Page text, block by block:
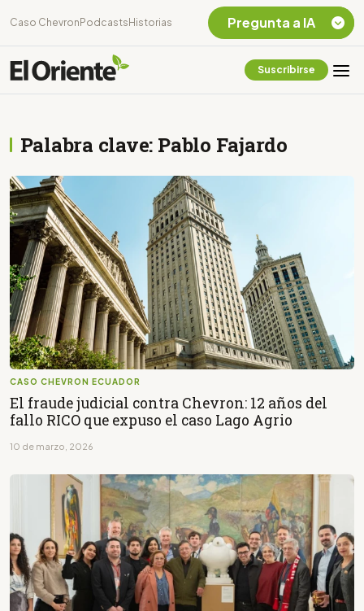
Caso Chevron Podcasts Historias
Suscribirse
Palabra clave: Pablo Fajardo
CASO CHEVRON ECUADOR
El fraude judicial contra Chevron: 12 años del
fallo RICO que expuso el caso Lago Agrio
10 de marzo, 2026
Pregunta a IA
Listar destinos
Amazonia Ecuatoriana